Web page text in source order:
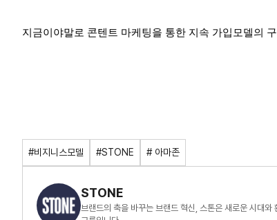
지금이야말로 콘텐트 마케팅을 통한 지속 가입모델의
#비지니스모델 #STONE # 아마존
STONE
브랜드의 축을 바꾸는 브랜드 혁신, 스톤은 새로운 시대